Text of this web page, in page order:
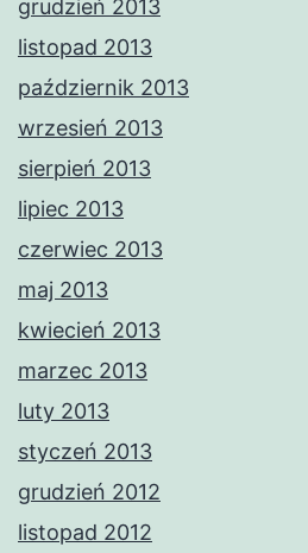
grudzień 2013
listopad 2013
październik 2013
wrzesień 2013
sierpień 2013
lipiec 2013
czerwiec 2013
maj 2013
kwiecień 2013
marzec 2013
luty 2013
styczeń 2013
grudzień 2012
listopad 2012